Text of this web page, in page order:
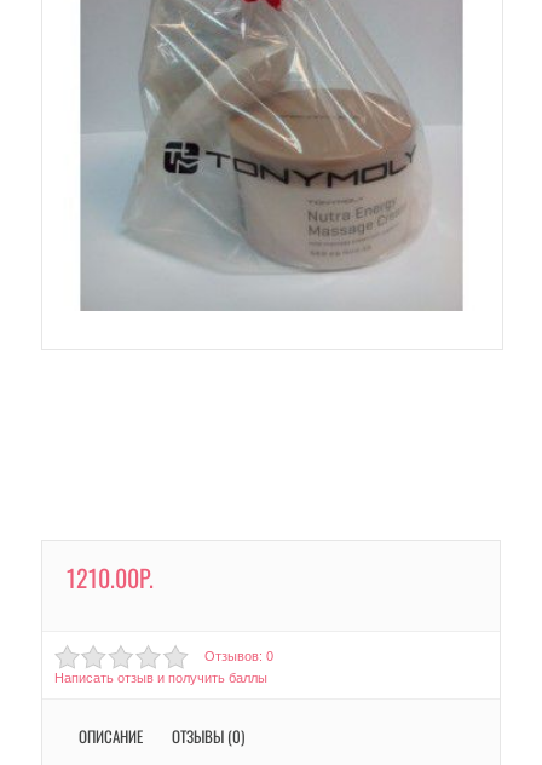
1210.00Р.
Отзывов: 0
Написать отзыв и получить баллы
ОПИСАНИЕ ОТЗЫВЫ (0)